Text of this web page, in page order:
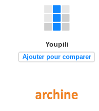
Youpili
Ajouter pour comparer